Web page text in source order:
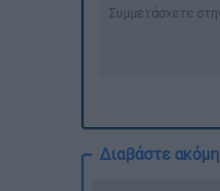
Διαβάστε ακόμη